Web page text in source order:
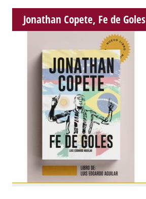
Jonathan Copete, Fe de Goles